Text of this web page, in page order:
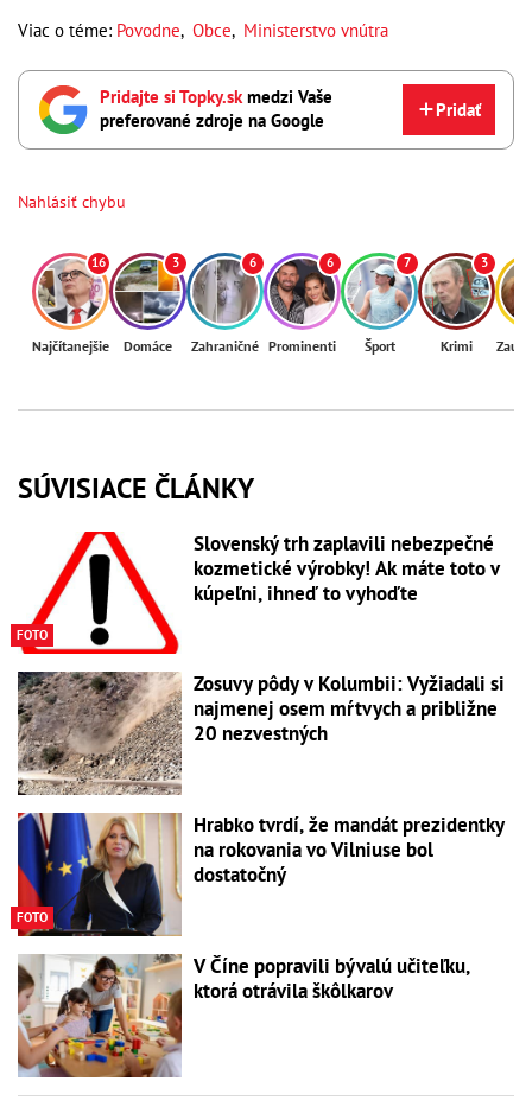
Viac o téme: Povodne, Obce, Ministerstvo vnútra
Pridajte si Topky.skmedzi Vaše
preferované zdroje na Google
Pridať
Nahlásiť chybu
16
Najčítanejšie
3
Domáce
6
Zahraničné
6
Prominenti
7
Šport
3
Krimi
SÚVISIACE ČLÁNKY
FOTO
Slovenský trh zaplavili nebezpečné
kozmetické výrobky! Ak máte toto v
kúpeľni, ihneď to vyhoďte
Zosuvy pôdy v Kolumbii: Vyžiadali si
najmenej osem mŕtvych a približne
20 nezvestných
FOTO
Hrabko tvrdí, že mandát prezidentky
na rokovania vo Vilniuse bol
dostatočný
V Číne popravili bývalú učiteľku,
ktorá otrávila škôlkarov